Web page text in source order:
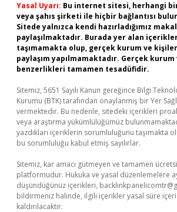
Yasal Uyarı: Bu internet sitesi, herhangi
veya şahıs şirketi ile hiçbir bağlantısı
Sitede yalnızca kendi hazırladığımız
paylaşılmaktadır. Burada yer alan
taşımamakta olup, gerçek kurum ve
paylaşım yapılmamaktadır. Gerçek
benzerlikleri tamamen tesadüfidir.
Sitemiz, 5651 Sayılı Kanun gereğince Bilgi
Kurumu (BTK) tarafından onaylanmış bir Yer
vermektedir. Bu nedenle, sitedeki içerikleri
veya araştırma yükümlülüğümüz
yazdıkları içeriklerin sorumluluğunu taşımakta
bu sorumluluğu kabul etmiş sayılırlar.
Sitemiz, kar amacı gütmeyen ve tamamen
platformudur. Hukuka ve yasal düzenlemelere
düşündüğünüz içerikleri,
bildirmeniz halinde, ilgili içerikler yasal süre
kaldırılacaktır.